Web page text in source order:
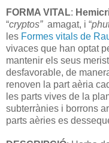
FORMA VITAL:
“cryptos” amagat, i “
les Formes vitals de
vivaces que han optat
mantenir els seus
desfavorable, de
renoven la part aèria
les parts vives de la
subterrànies i borrons
parts aèries es